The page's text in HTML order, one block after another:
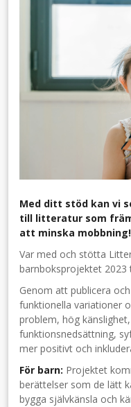
Med ditt stöd kan vi
till litteratur som
att minska mobbning!
Var med och stötta
barnboksprojektet 2023
Genom att publicera
funktionella variationer
problem, hög
funktionsnedsättning,
mer positivt och
För barn: Projektet
berättelser som de lätt
bygga självkänsla och